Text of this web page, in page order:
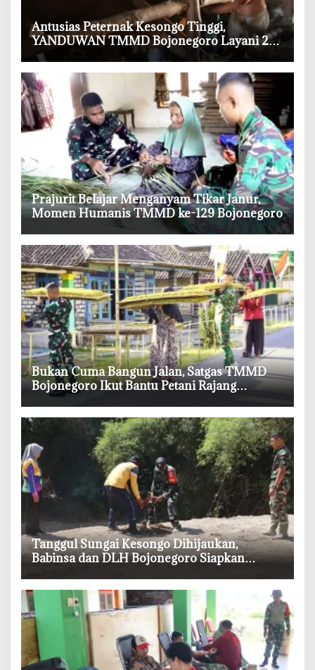
‎Antusias Peternak Kesongo Tinggi,
YANDUWAN TMMD Bojonegoro Layani 278
Ternak
‎Prajurit Belajar Menganyam Tikar Janur,
Momen Humanis TMMD ke-129 Bojonegoro
‎Bukan Cuma Bangun Jalan, Satgas TMMD
Bojonegoro Ikut Bantu Petani Rajang
Tembakau
‎Tanggul Sungai Kesongo Dihijaukan,
Babinsa dan DLH Bojonegoro Siapkan